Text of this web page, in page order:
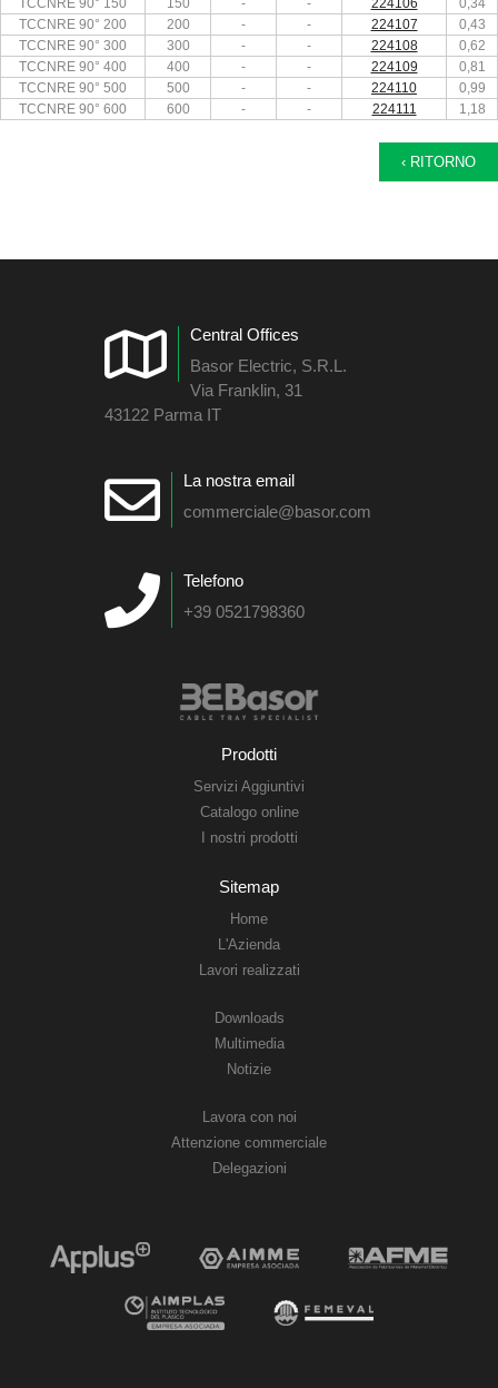
TCCNRE 90° 150
150 - - 224106
0,34
TCCNRE 90° 200
200 - - 224107
0,43
TCCNRE 90° 300
300 - - 224108
0,62
TCCNRE 90° 400
400 - - 224109
0,81
TCCNRE 90° 500
500 - - 224110
0,99
TCCNRE 90° 600
600 - - 224111 1,18
‹ RITORNO
Central Offices
Basor Electric, S.R.L.
Via Franklin, 31
43122 Parma IT
La nostra email
commerciale@basor.com
Telefono
+39 0521798360
Prodotti
Servizi Aggiuntivi
Catalogo online
I nostri prodotti
Sitemap
Home
L'Azienda
Lavori realizzati
Downloads
Multimedia
Notizie
Lavora con noi
Attenzione commerciale
Delegazioni